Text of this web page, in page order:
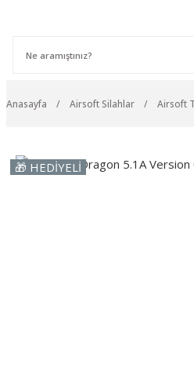
Anasayfa Airsoft Silahlar Airsoft
🎁 HEDİYELİ